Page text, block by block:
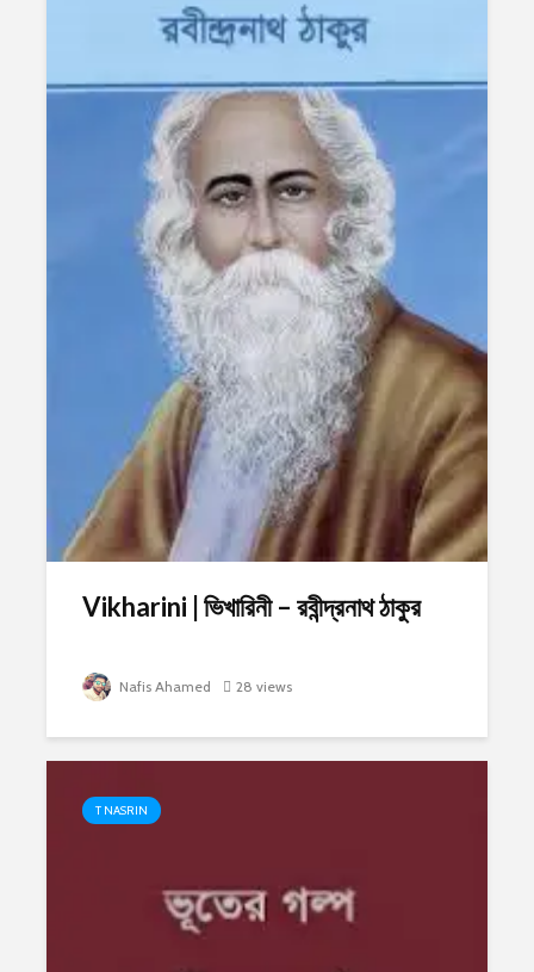
Vikharini | ভিখারিনী – রবীন্দ্রনাথ ঠাকুর
Nafis Ahamed 28 views
T NASRIN